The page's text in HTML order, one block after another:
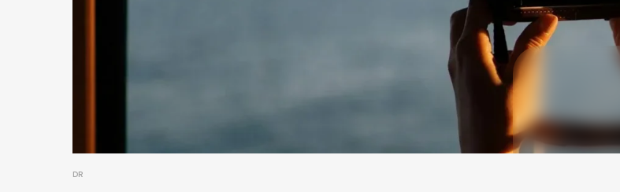
DR
FALECEU
HOSPITAL DE
Julho 27, 2026 .